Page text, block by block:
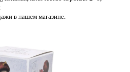
в нашем магазине.